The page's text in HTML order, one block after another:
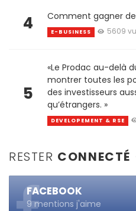
4 Comment gagner
E-BUSINESS 5609
5
«Le Prodac au-delà
montrer toutes les
des investisseurs
qu’étrangers. »
DEVELOPEMENT & RSE
RESTER CONNECTÉ
FACEBOOK
9 mentions j'aime